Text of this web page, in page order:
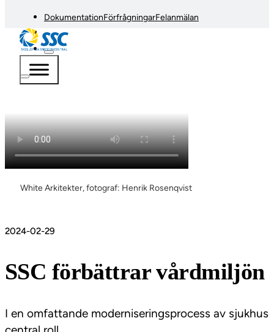
DokumentationFörfrågningarFelanmälan
White Arkitekter, fotograf: Henrik Rosenqvist
2024-02-29
SSC förbättrar vårdmiljön
I en omfattande moderniseringsprocess av